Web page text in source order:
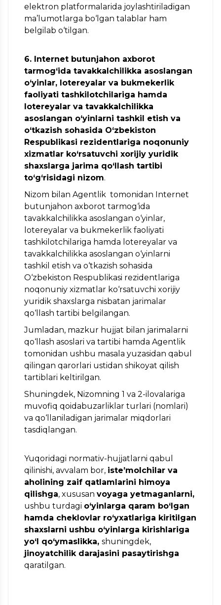
elektron platformalarida joylashtiriladigan
ma’lumotlarga bo‘lgan talablar ham
belgilab o‘tilgan.
6. Internet butunjahon axborot
tarmog‘ida tavakkalchilikka asoslangan
o‘yinlar, lotereyalar va bukmekerlik
faoliyati tashkilotchilariga hamda
lotereyalar va tavakkalchilikka
asoslangan o‘yinlarni tashkil etish va
o‘tkazish sohasida O‘zbekiston
Respublikasi rezidentlariga noqonuniy
xizmatlar ko‘rsatuvchi xorijiy yuridik
shaxslarga jarima qo‘llash tartibi
to‘g‘risidagi nizom.
Nizom bilan Agentlik tomonidan Internet
butunjahon axborot tarmog‘ida
tavakkalchilikka asoslangan o‘yinlar,
lotereyalar va bukmekerlik faoliyati
tashkilotchilariga hamda lotereyalar va
tavakkalchilikka asoslangan o‘yinlarni
tashkil etish va o‘tkazish sohasida
O‘zbekiston Respublikasi rezidentlariga
noqonuniy xizmatlar ko‘rsatuvchi xorijiy
yuridik shaxslarga nisbatan jarimalar
qo‘llash tartibi belgilangan.
Jumladan, mazkur hujjat bilan jarimalarni
qo‘llash asoslari va tartibi hamda Agentlik
tomonidan ushbu masala yuzasidan qabul
qilingan qarorlari ustidan shikoyat qilish
tartiblari keltirilgan.
Shuningdek, Nizomning 1 va 2-ilovalariga
muvofiq qoidabuzarliklar turlari (nomlari)
va qo‘llaniladigan jarimalar miqdorlari
tasdiqlangan.
Yuqoridagi normativ-hujjatlarni qabul
qilinishi, avvalam bor, iste’molchilar va
aholining zaif qatlamlarini himoya
qilishga, xususan voyaga yetmaganlarni,
ushbu turdagi o‘yinlarga qaram bo‘lgan
hamda cheklovlar ro‘yxatlariga kiritilgan
shaxslarni ushbu o‘yinlarga kirishlariga
yo‘l qo‘ymaslikka, shuningdek,
jinoyatchilik darajasini pasaytirishga
qaratilgan.